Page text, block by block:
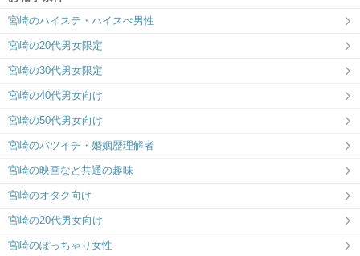
＼個室スマホdeパーティー／運命の日を
今日にしよう！
真剣に出会いたい♡都城近隣の男女♡IBJ
宮崎のハイステ・ハイスぺ男性
宮崎の20代男女限定
宮崎の30代男女限定
宮崎の40代男女向け
宮崎の50代男女向け
宮崎のバツイチ・婚姻歴理解者
宮崎の映画など共通の趣味
宮崎のオタク向け
宮崎の20代男女向け
宮崎のぽっちゃり女性